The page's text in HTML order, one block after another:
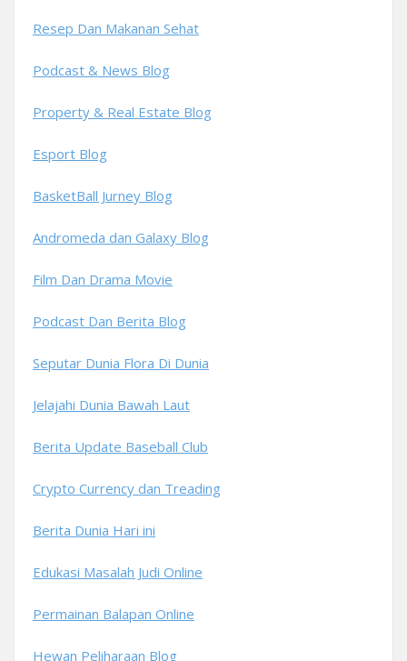
Resep Dan Makanan Sehat
Podcast & News Blog
Property & Real Estate Blog
Esport Blog
BasketBall Jurney Blog
Andromeda dan Galaxy Blog
Film Dan Drama Movie
Podcast Dan Berita Blog
Seputar Dunia Flora Di Dunia
Jelajahi Dunia Bawah Laut
Berita Update Baseball Club
Crypto Currency dan Treading
Berita Dunia Hari ini
Edukasi Masalah Judi Online
Permainan Balapan Online
Hewan Peliharaan Blog